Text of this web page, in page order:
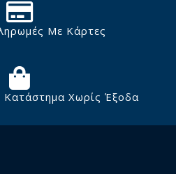
Με Κάρτες
Χωρίς Έξοδα